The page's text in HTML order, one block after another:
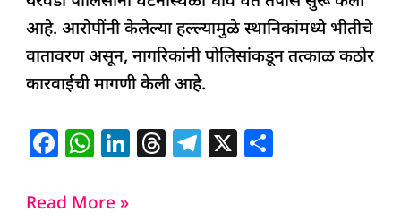
आहे. आरोपींनी केलेल्या हल्ल्यामुळे स्थानिकांमध्ये भीतीचे
वातावरण असून, नागरिकांनी पोलिसांकडून तत्काळ कठोर
कारवाईची मागणी केली आहे.
F
c
W
at
Li T T X
Read More »